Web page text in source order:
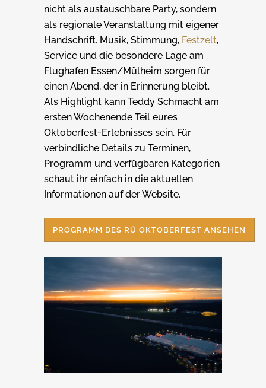
nicht als austauschbare Party, sondern
als regionale Veranstaltung mit eigener
Handschrift. Musik, Stimmung, Festzelt,
Service und die besondere Lage am
Flughafen Essen/Mülheim sorgen für
einen Abend, der in Erinnerung bleibt.
Als Highlight kann Teddy Schmacht am
ersten Wochenende Teil eures
Oktoberfest-Erlebnisses sein. Für
verbindliche Details zu Terminen,
Programm und verfügbaren Kategorien
schaut ihr einfach in die aktuellen
Informationen auf der Website.
PROGRAMM DES RÜ OKTOBERFEST ANSEHEN